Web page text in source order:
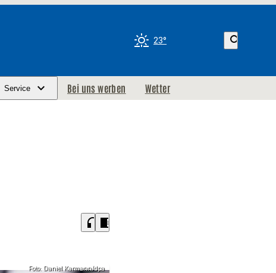
23° search
Service Bei uns werben Wetter
headphones chrome_reader_mode
Foto: Daniel Karmann/dpa